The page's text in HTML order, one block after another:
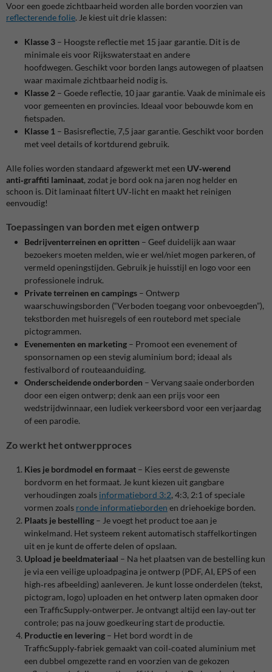
Voor een goede zichtbaarheid worden alle borden voorzien van
reflecterende folie. Je kiest uit drie klassen:
Klasse 3 – Hoogste reflectie met 15 jaar garantie. Dit is de
minimale eis voor Rijkswaterstaat en andere
hoofdwegen. Geschikt voor borden langs autowegen of plaatsen
waar maximale zichtbaarheid nodig is.
Klasse 2 – Goede reflectie, 10 jaar garantie. Vaak de minimale eis
voor gemeenten en provincies. Ideaal voor bebouwde kom en
fietspaden.
Klasse 1 – Basisreflectie, 7,5 jaar garantie. Geschikt voor borden
met veel details of kortdurend gebruik.
Alle folies worden standaard afgewerkt met een UV‑werend
anti‑graffiti laminaat, zodat je bord ook na jaren nog helder en
schoon is. Dit laminaat filtert UV‑licht en maakt het reinigen
eenvoudig!
Toepassingen van borden met eigen ontwerp
Bedrijventerreinen en opritten – Geef duidelijk aan waar
bezoekers moeten melden, wie er wel/niet mogen parkeren, of
vermeld openingstijden. Gebruik je huisstijl en logo voor een
professionele indruk.
Private terreinen en campings – Ontwerp
waarschuwingsborden (“Verboden toegang voor onbevoegden”),
tekstborden met huisregels of een routebord met speciale
pictogrammen.
Evenementen en marketing – Promoot een evenement of
sponsornamen op een stevig aluminium bord; ideaal als
festivalbord of routeaanduiding.
Onderscheidende onderborden – Vervang saaie onderborden
door een eigen ontwerp; denk aan een prijs voor een
wedstrijdwinnaar, een ludiek verkeersbord voor een verjaardag
of een parodie.
Zo werkt het ontwerpproces
Kies je bordmodel en formaat – Kies eerst de gewenste
bordvorm en het formaat. Je kunt kiezen uit gangbare
verhoudingen zoals informatiebord 3:2, 4:3, 2:1 of speciale
vormen zoals ronde informatieborden en driehoekige borden.
Plaats je bestelling – Je voegt het product toe aan je
winkelmand. Het systeem rekent automatisch staffelkortingen
uit en je kunt de offerte delen of opslaan.
Upload je beeldmateriaal – Na het plaatsen van de bestelling kun
je via een veilige uploadpagina je ontwerp (PDF, AI, EPS of een
high‑res afbeelding) aanleveren. Je kunt losse onderdelen (tekst,
pictogram, logo) uploaden en het ontwerp laten opmaken door
een TrafficSupply‑ontwerper. Je ontvangt altijd een lay‑out ter
controle; pas na jouw goedkeuring start de productie.
Productie en levering – Het bord wordt in de
TrafficSupply‑fabriek gemaakt van coil‑coated aluminium met
een dubbel omgezette rand en voorzien van de gekozen